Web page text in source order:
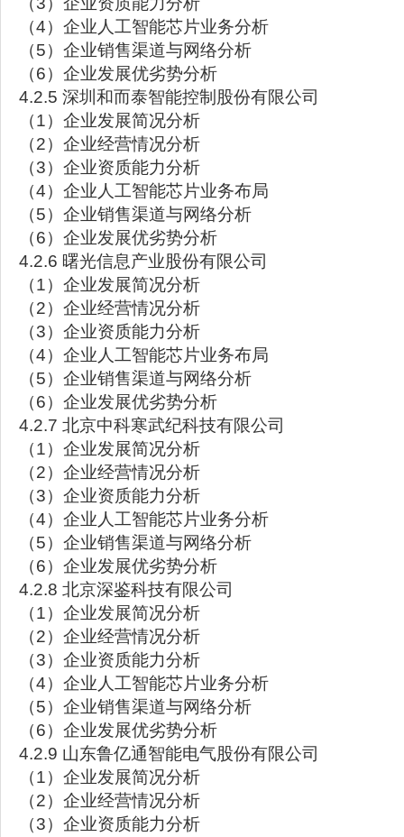
（4）企业人工智能芯片业务分析
（5）企业销售渠道与网络分析
（6）企业发展优劣势分析
4.2.5 深圳和而泰智能控制股份有限公司
（1）企业发展简况分析
（2）企业经营情况分析
（3）企业资质能力分析
（4）企业人工智能芯片业务布局
（5）企业销售渠道与网络分析
（6）企业发展优劣势分析
4.2.6 曙光信息产业股份有限公司
（1）企业发展简况分析
（2）企业经营情况分析
（3）企业资质能力分析
（4）企业人工智能芯片业务布局
（5）企业销售渠道与网络分析
（6）企业发展优劣势分析
4.2.7 北京中科寒武纪科技有限公司
（1）企业发展简况分析
（2）企业经营情况分析
（3）企业资质能力分析
（4）企业人工智能芯片业务分析
（5）企业销售渠道与网络分析
（6）企业发展优劣势分析
4.2.8 北京深鉴科技有限公司
（1）企业发展简况分析
（2）企业经营情况分析
（3）企业资质能力分析
（4）企业人工智能芯片业务分析
（5）企业销售渠道与网络分析
（6）企业发展优劣势分析
4.2.9 山东鲁亿通智能电气股份有限公司
（1）企业发展简况分析
（2）企业经营情况分析
（3）企业资质能力分析